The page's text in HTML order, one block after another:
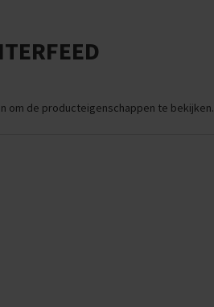
om de producteigenschappen te bekijken.